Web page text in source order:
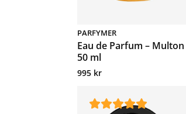
PARFYMER
Eau de Parfum – Multon
50 ml
995 kr